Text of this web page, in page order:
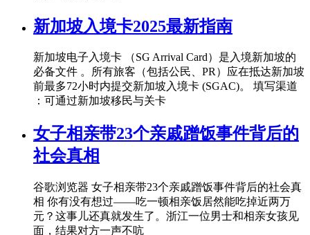
新加坡入境卡2025最新指南
新加坡电子入境卡 （SG Arrival Card）是入境新加坡的
必备文件 。所有旅客（包括公民、PR）应在抵达新加坡
前最多72小时内提交新加坡入境卡 (SGAC)。 填写渠道
：可通过新加坡移民与关卡
女子相亲带23个亲戚蹭饭事件背后的
社会真相
谷歌浏览器 女子相亲带23个亲戚蹭饭事件背后的社会真
相 你有没有想过——吃一顿相亲饭居然能吃掉近两万
元？这事儿还真就发生了。浙江一位男士和相亲女孩见
面，结果对方一声不吭